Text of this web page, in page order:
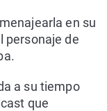
en su
personaje de
a su tiempo
que